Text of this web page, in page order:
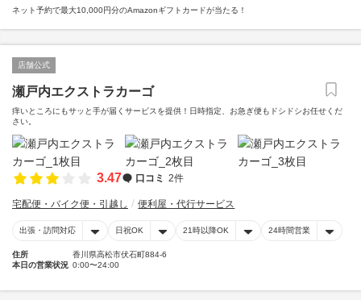
ネット予約で最大10,000円分のAmazonギフトカードが当たる！
店舗公式
瀬戸内エクストラカーゴ
痒いところにもサッと手が届くサービスを提供！日時指定、お急ぎ便もドシドシお任せくだ
さい。
3.47 口コミ 2件
宅配便・バイク便・引越し 便利屋・代行サービス
出張・訪問対応 日祝OK 21時以降OK 24時間営業
住所
香川県高松市伏石町884-6
本日の営業状況 0:00〜24:00